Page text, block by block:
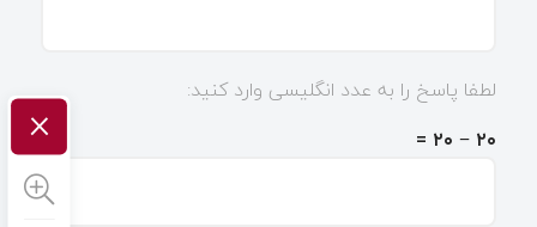
لطفا پاسخ را به عدد انگلیسی وارد کنید:
۲۰ − ۲۰ =
×